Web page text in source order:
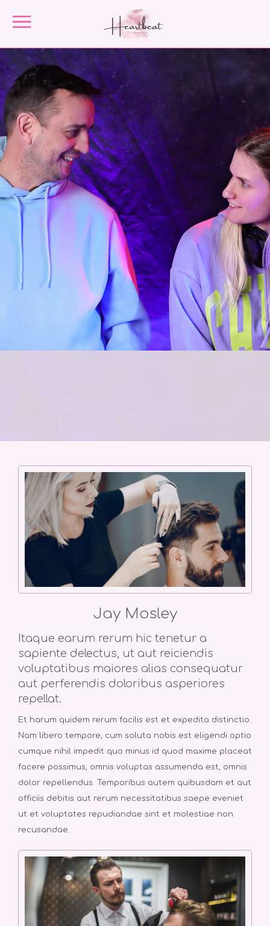
Jay Mosley
Itaque earum rerum hic tenetur a
sapiente delectus, ut aut reiciendis
voluptatibus maiores alias consequatur
aut perferendis doloribus asperiores
repellat.
Et harum quidem rerum facilis est et expedita distinctio.
Nam libero tempore, cum soluta nobis est eligendi optio
cumque nihil impedit quo minus id quod maxime placeat
facere possimus, omnis voluptas assumenda est, omnis
dolor repellendus. Temporibus autem quibusdam et aut
officiis debitis aut rerum necessitatibus saepe eveniet
ut et voluptates repudiandae sint et molestiae non
recusandae.